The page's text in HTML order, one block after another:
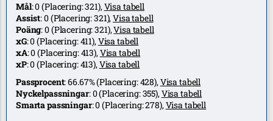
Mål:0(Placering:321),Visa tabell
Assist:0(Placering:321),Visa tabell
Poäng:0(Placering:321),Visa tabell
xG:0(Placering:411),Visa tabell
xA:0(Placering:413),Visa tabell
xP:0(Placering:413),Visa tabell
Passprocent:66.67%(Placering:428),Visa tabell
Nyckelpassningar:0(Placering:355),Visa tabell
Smarta passningar:0(Placering:278),Visa tabell